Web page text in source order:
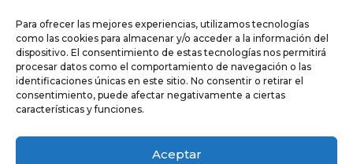
Para ofrecer las mejores experiencias, utilizamos tecnologías
como las cookies para almacenar y/o acceder a la información del
dispositivo. El consentimiento de estas tecnologías nos permitirá
procesar datos como el comportamiento de navegación o las
identificaciones únicas en este sitio. No consentir o retirar el
consentimiento, puede afectar negativamente a ciertas
características y funciones.
Aceptar
ES-0250/2026